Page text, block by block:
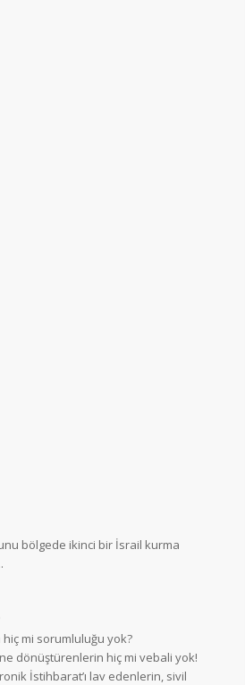
bölgede ikinci bir İsrail kurma
mi sorumluluğu yok?
dönüştürenlerin hiç mi vebali yok!
İstihbarat’ı lav edenlerin, sivil